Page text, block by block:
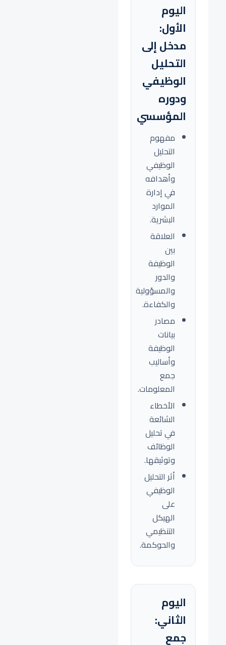
اليوم
الأول:
مدخل إلى
التحليل
الوظيفي
ودوره
المؤسسي
مفهوم
التحليل
الوظيفي
وأهدافه
في إدارة
الموارد
البشرية.
العلاقة
بين
الوظيفة
والدور
والمسؤولية
والكفاءة.
مصادر
بيانات
الوظيفة
وأساليب
جمع
المعلومات.
الأخطاء
الشائعة
في تحليل
الوظائف
وتوثيقها.
أثر التحليل
الوظيفي
على
الهيكل
التنظيمي
والحوكمة.
اليوم
الثاني:
جمع